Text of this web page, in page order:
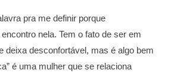
pra me definir porque
nela. Tem o fato de ser em
deixa desconfortável, mas é algo bem
é uma mulher que se relaciona